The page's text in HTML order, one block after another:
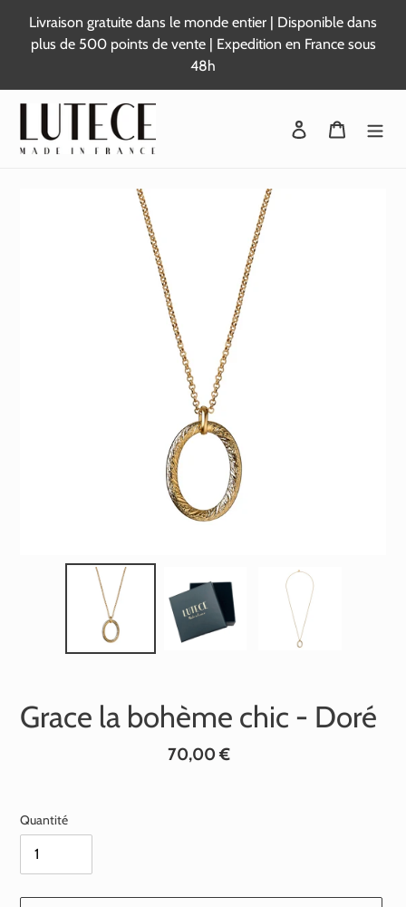
contenu
Livraison gratuite dans le monde entier | Disponible dans
plus de 500 points de vente | Expedition en France sous
48h
Se connecter
Panier
Grace la bohème chic - Doré
Prix
70,00 €
Quantité